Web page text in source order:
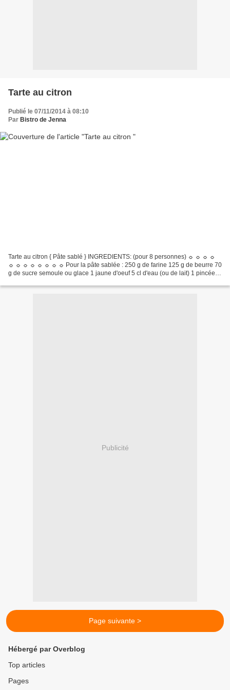
Tarte au citron
Publié le 07/11/2014 à 08:10
Par Bistro de Jenna
Tarte au citron { Pâte sablé } INGREDIENTS: (pour 8 personnes) ☼ ☼ ☼ ☼
☼ ☼ ☼ ☼ ☼ ☼ ☼ ☼ Pour la pâte sablée : 250 g de farine 125 g de beurre 70
g de sucre semoule ou glace 1 jaune d'oeuf 5 cl d'eau (ou de lait) 1 pincée
Publicité
Page suivante >
Hébergé par Overblog
Top articles
Pages